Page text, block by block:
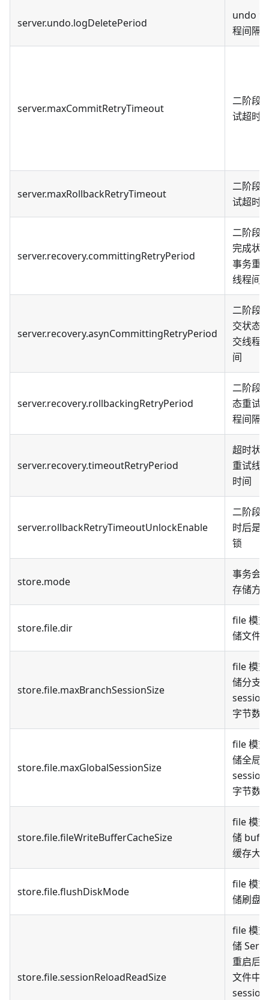
server.undo.logDeletePeriod
undo
程间隔
server.maxCommitRetryTimeout
二阶段
试超时
server.maxRollbackRetryTimeout
二阶段
试超时
server.recovery.committingRetryPeriod
二阶段
完成状
事务重
线程间
server.recovery.asynCommittingRetryPeriod
二阶段
交状态
交线程
间
server.recovery.rollbackingRetryPeriod
二阶段
态重试
程间隔
server.recovery.timeoutRetryPeriod
超时状
重试线
时间
server.rollbackRetryTimeoutUnlockEnable
二阶段
时后是
锁
store.mode
事务会
存储方
store.file.dir
file 模
储文件
store.file.maxBranchSessionSize
file 模
储分支
session
字节数
store.file.maxGlobalSessionSize
file 模
储全局
session
字节数
store.file.fileWriteBufferCacheSize
file 模
储
缓存大
store.file.flushDiskMode
file 模
储刷盘
store.file.sessionReloadReadSize
file 模
储
重启后
文件中
session